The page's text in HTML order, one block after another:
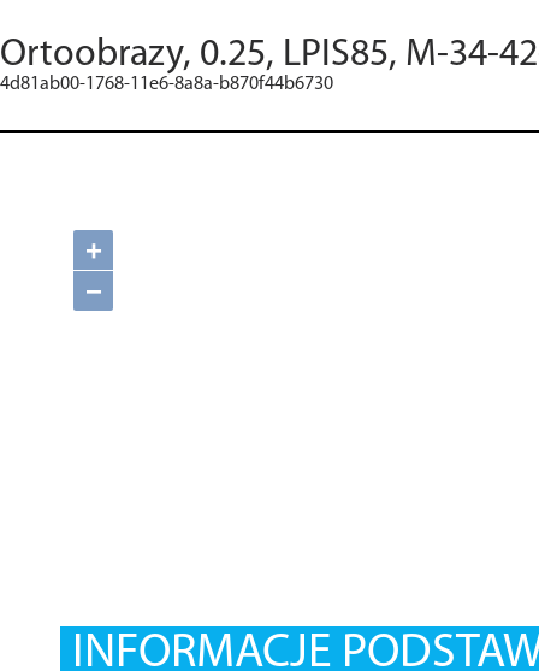
Ortoobrazy, 0.25, LPIS85, M-34-
4d81ab00-1768-11e6-8a8a-b870f44b6730
+
−
INFORMACJE